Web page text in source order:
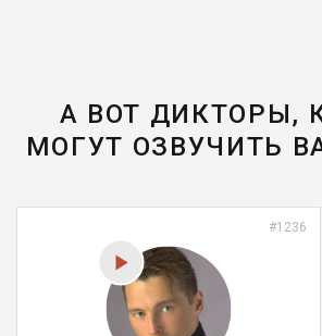
А ВОТ ДИКТОРЫ,
МОГУТ ОЗВУЧИТЬ
#1236